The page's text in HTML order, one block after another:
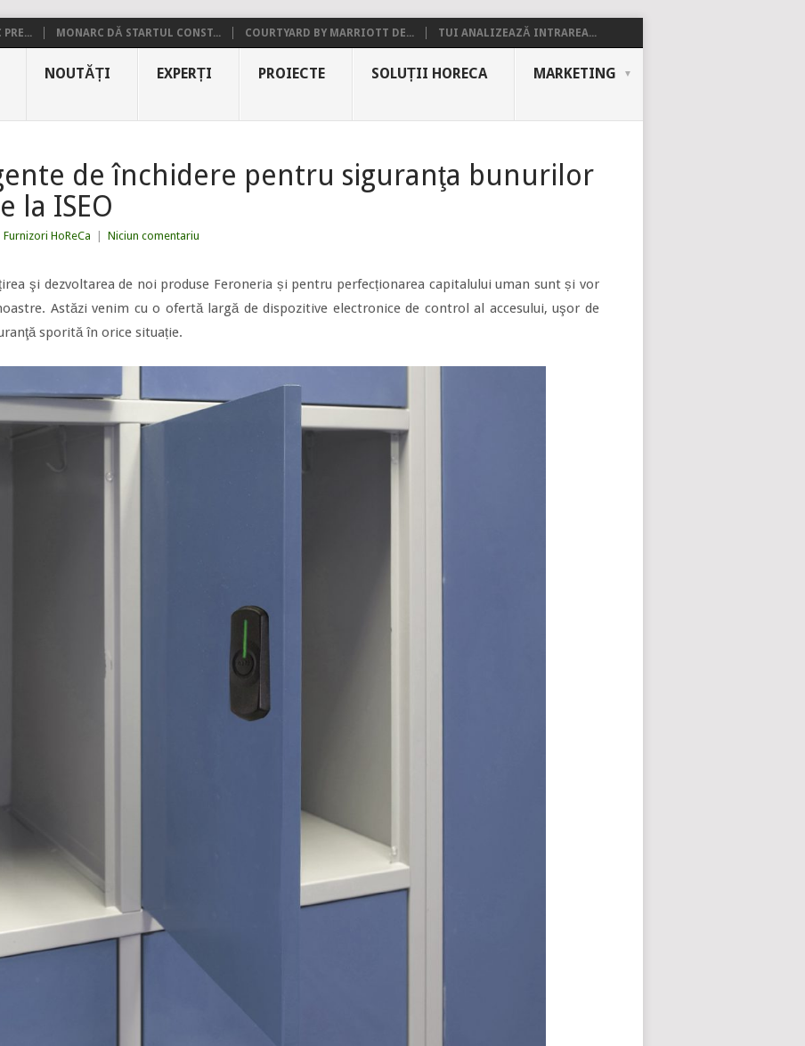
MONARC DĂ STARTUL CONST... COURTYARD BY MARRIOTT DE... TUI ANALIZEAZĂ INTRAREA...
NOUTĂȚI EXPERȚI PROIECTE SOLUȚII HORECA MARKETING
de închidere pentru siguranţa bunurilor
la ISEO
Furnizori HoReCa Niciun comentariu
şi dezvoltarea de noi produse Feroneria și pentru perfecționarea capitalului uman sunt și vor
Astăzi venim cu o ofertă largă de dispozitive electronice de control al accesului, uşor de
sporită în orice situație.